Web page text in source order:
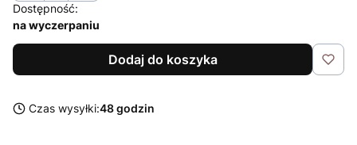
Dostępność:
na wyczerpaniu
Dodaj do koszyka
Czas wysyłki:48 godzin